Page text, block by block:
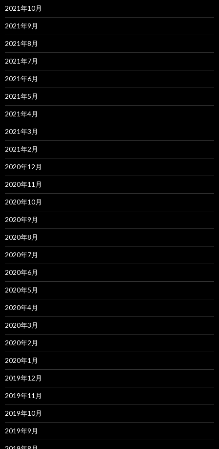
2021年10月
2021年9月
2021年8月
2021年7月
2021年6月
2021年5月
2021年4月
2021年3月
2021年2月
2020年12月
2020年11月
2020年10月
2020年9月
2020年8月
2020年7月
2020年6月
2020年5月
2020年4月
2020年3月
2020年2月
2020年1月
2019年12月
2019年11月
2019年10月
2019年9月